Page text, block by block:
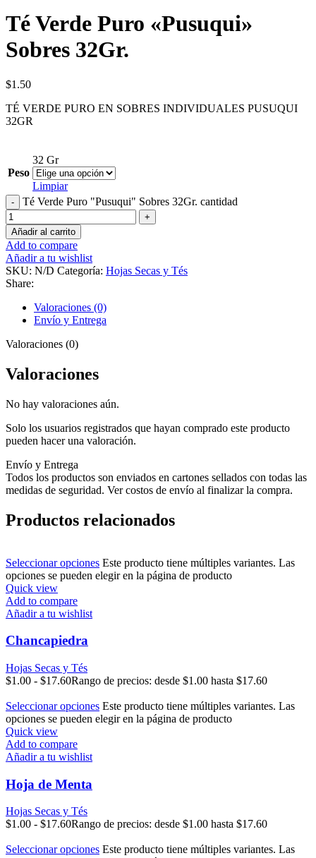
Té Verde Puro «Pusuqui»
Sobres 32Gr.
$1.50
TÉ VERDE PURO EN SOBRES INDIVIDUALES PUSUQUI
32GR
Peso
32 Gr
Limpiar
Té Verde Puro "Pusuqui" Sobres 32Gr. cantidad
Añadir al carrito
Add to compare
Añadir a tu wishlist
SKU: N/D Categoría: Hojas Secas y Tés
Share:
Valoraciones (0)
Envío y Entrega
Valoraciones (0)
Valoraciones
No hay valoraciones aún.
Solo los usuarios registrados que hayan comprado este producto
pueden hacer una valoración.
Envío y Entrega
Todos los productos son enviados en cartones sellados con todas las
medidas de seguridad. Ver costos de envío al finalizar la compra.
Productos relacionados
Seleccionar opciones Este producto tiene múltiples variantes. Las
opciones se pueden elegir en la página de producto
Quick view
Add to compare
Añadir a tu wishlist
Chancapiedra
Hojas Secas y Tés
$1.00 - $17.60Rango de precios: desde $1.00 hasta $17.60
Seleccionar opciones Este producto tiene múltiples variantes. Las
opciones se pueden elegir en la página de producto
Quick view
Add to compare
Añadir a tu wishlist
Hoja de Menta
Hojas Secas y Tés
$1.00 - $17.60Rango de precios: desde $1.00 hasta $17.60
Seleccionar opciones Este producto tiene múltiples variantes. Las